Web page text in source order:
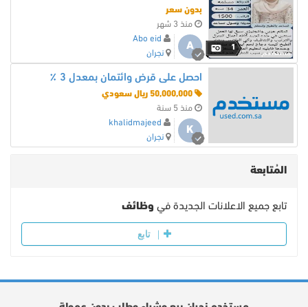
1
بدون سعر
منذ 3 شهر
A
Abo eid
نجران
احصل على قرض وائتمان بمعدل 3 ٪
منذ 5 سنة
K
khalidmajeed
نجران
المُتابعة
تابع جميع الاعلانات الجديدة في وظائف
تابع